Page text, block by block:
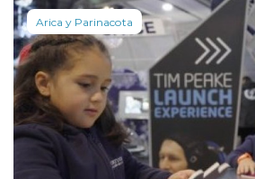
Arica y Parinacota